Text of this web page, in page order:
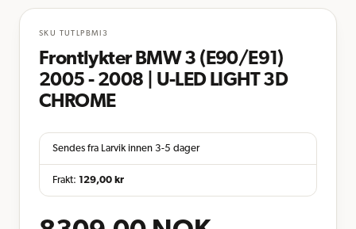
SKU TUTLPBMI3
Frontlykter BMW 3 (E90/E91)
2005 - 2008 | U-LED LIGHT 3D
CHROME
Sendes fra Larvik innen 3-5 dager
Frakt: 129,00 kr